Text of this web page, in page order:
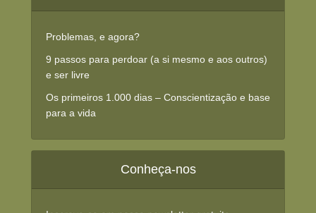
Problemas, e agora?
9 passos para perdoar (a si mesmo e aos outros)
e ser livre
Os primeiros 1.000 dias – Conscientização e base
para a vida
Conheça-nos